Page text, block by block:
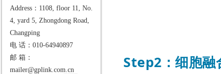
Address：1108, floor 11, No.
4, yard 5, Zhongdong Road,
Changping
电 话：010-64940897
邮 箱：
mailer@gplink.com.cn
Step2 ：细胞